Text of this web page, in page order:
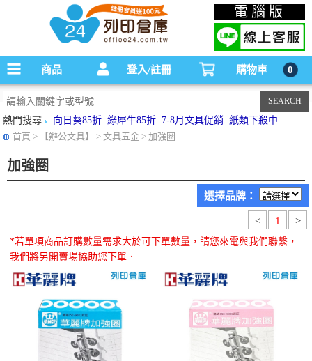
碳粉匣，墨水匣,原廠碳粉匣，副廠碳粉匣，環保碳粉匣,連續供墨印表機-office24列印
倉庫線上購物手機版
電腦版
商品 登入/註冊 購物車 0
熱門搜尋 向日葵85折 綠犀牛85折 7-8月文具促銷
紙類下殺中
首頁 > 【辦公文具】 > 文具五金 > 加強圈
加強圈
選擇品牌：
< 1 >
*若單項商品訂購數量需求大於可下單數量，請您來電與我們聯繫，
我們將另開賣場協助您下單．